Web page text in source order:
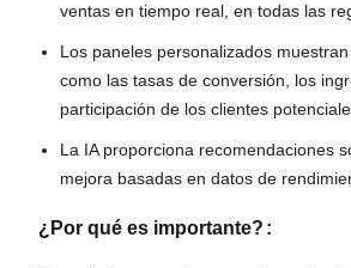
ventas en tiempo real, en todas las
Los paneles personalizados
como las tasas de conversión, los
participación de los clientes
La IA proporciona recomendaciones
mejora basadas en datos de
¿Por qué es importante? :